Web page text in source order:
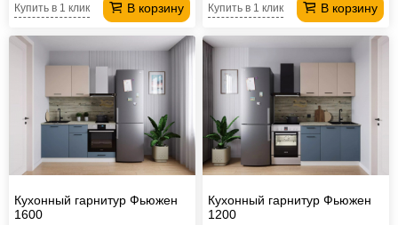
В корзину
Купить в 1 клик В корзину
Купить в 1 клик
Кухонный гарнитур Фьюжен
1600
Кухонный гарнитур Фьюжен
1200